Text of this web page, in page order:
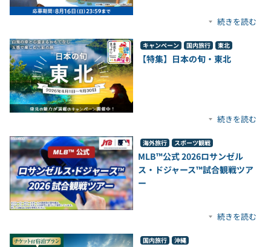
続きを読む
キャンペーン 国内旅行 東北
【特集】日本の旬・東北
続きを読む
海外旅行 スポーツ観戦
MLB™公式 2026ロサンゼル
ス・ドジャース™試合観戦ツア
ー
続きを読む
国内旅行 沖縄